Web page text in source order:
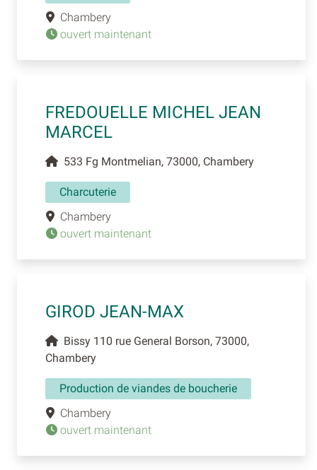
Chambery
ouvert maintenant
FREDOUELLE MICHEL JEAN
MARCEL
533 Fg Montmelian, 73000, Chambery
Charcuterie
Chambery
ouvert maintenant
GIROD JEAN-MAX
Bissy 110 rue General Borson, 73000,
Chambery
Production de viandes de boucherie
Chambery
ouvert maintenant